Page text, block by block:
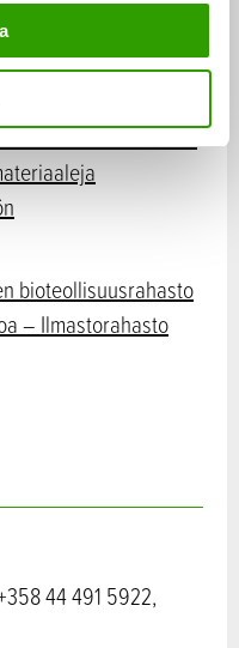
valmistavaan
bioteollisuusrahasto
bioteollisuusrahasto
– Ilmastorahasto
44 491 5922,